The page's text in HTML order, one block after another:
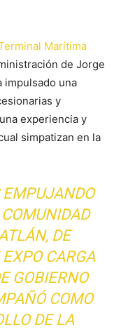
Marítima
de Jorge
impulsado una
y
experiencia y
simpatizan en la
EMPUJANDO
DE
CARGA
GOBIERNO
COMO
DE LA